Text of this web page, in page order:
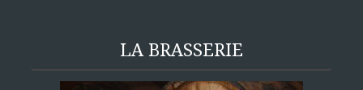
LA BRASSERIE